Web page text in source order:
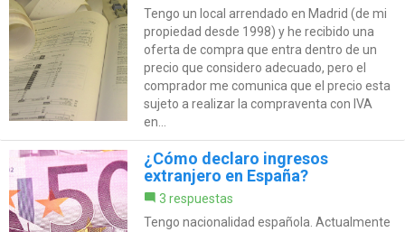
Tengo un local arrendado en Madrid (de mi
propiedad desde 1998) y he recibido una
oferta de compra que entra dentro de un
precio que considero adecuado, pero el
comprador me comunica que el precio esta
sujeto a realizar la compraventa con IVA
en...
¿Cómo declaro ingresos
extranjero en España?
3 respuestas
Tengo nacionalidad española. Actualmente